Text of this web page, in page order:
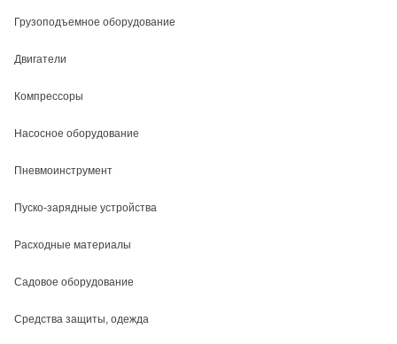
Грузоподъемное оборудование
Двигатели
Компрессоры
Насосное оборудование
Пневмоинструмент
Пуско-зарядные устройства
Расходные материалы
Садовое оборудование
Средства защиты, одежда